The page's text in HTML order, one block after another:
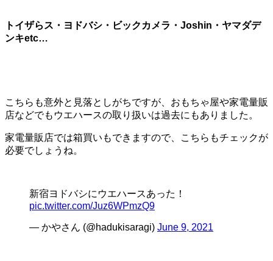
トイザらス・ヨドバシ・ビックカメラ・Joshin・ヤマダデ
ンキetc…
こちらも意外と見落としがちですが、おもちゃ屋や家電量販
店などでもウエハースの取り扱いは過去にもありました。
家電量販店では箱買いもできますので、こちらもチェックが
必要でしょうね。
新宿ヨドバシにウエハースあった！
pic.twitter.com/Juz6WPmzQ9
— かやさん (@hadukisaragi) June 9, 2021